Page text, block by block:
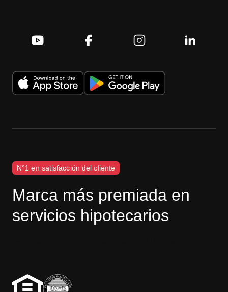
N°1 en satisfacción del cliente
Marca más premiada en
servicios hipotecarios